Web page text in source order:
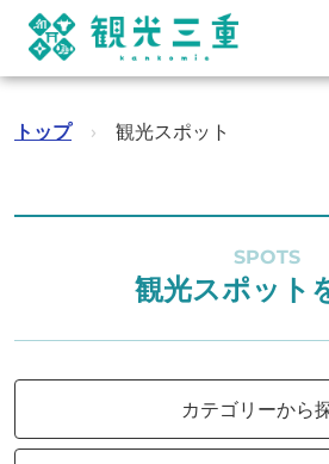
トップ › 観光スポット
SPOTS
観光スポット
カテゴリーから